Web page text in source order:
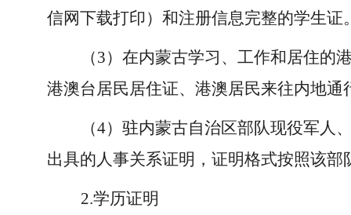
信网下载打印）和注册信息完整的学生证
（3）在内蒙古学习、工作和居住的
港澳台居民居住证、港澳居民来往内地
（4）驻内蒙古自治区部队现役军人
出具的人事关系证明，证明格式按照该
2.学历证明